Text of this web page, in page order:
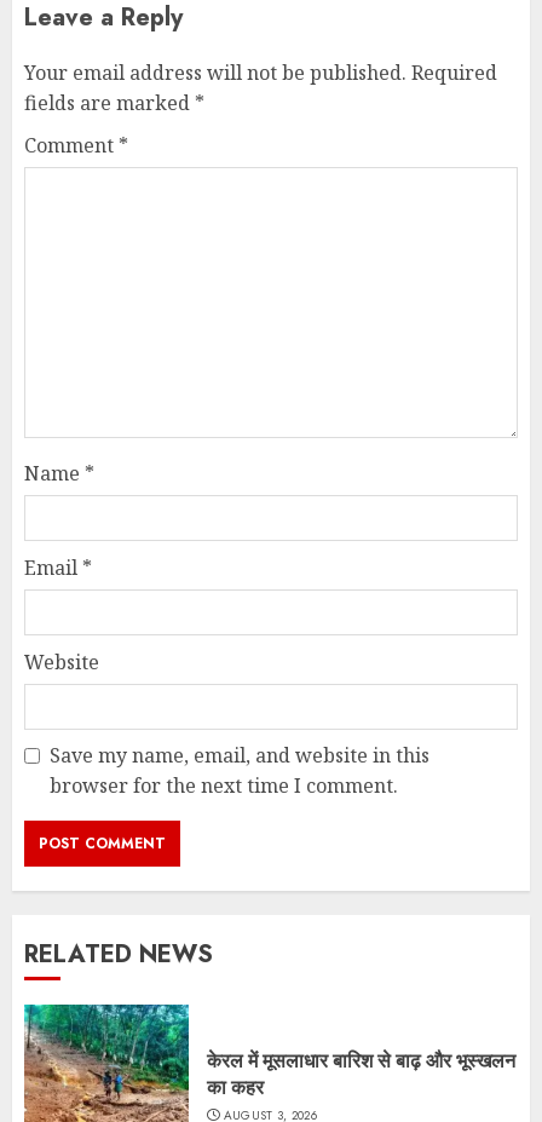
Leave a Reply
Your email address will not be published. Required
fields are marked *
Comment *
Name *
Email *
Website
Save my name, email, and website in this
browser for the next time I comment.
RELATED NEWS
केरल में मूसलाधार बारिश से बाढ़ और भूस्खलन
का कहर
AUGUST 3, 2026